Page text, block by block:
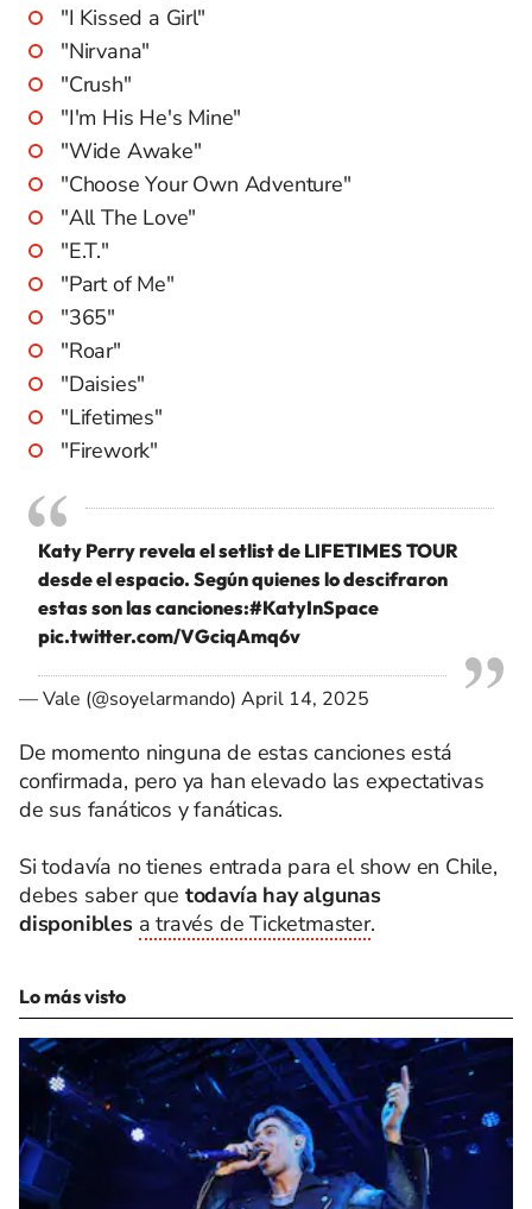
"I Kissed a Girl"
"Nirvana"
"Crush"
"I'm His He's Mine"
"Wide Awake"
"Choose Your Own Adventure"
"All The Love"
"E.T."
"Part of Me"
"365"
"Roar"
"Daisies"
"Lifetimes"
"Firework"
Katy Perry revela el setlist de LIFETIMES TOUR
desde el espacio. Según quienes lo descifraron
estas son las canciones:#KatyInSpace
pic.twitter.com/VGciqAmq6v
— Vale (@soyelarmando) April 14, 2025
De momento ninguna de estas canciones está
confirmada, pero ya han elevado las expectativas
de sus fanáticos y fanáticas.
Si todavía no tienes entrada para el show en Chile,
debes saber que todavía hay algunas
disponibles a través de Ticketmaster.
Lo más visto